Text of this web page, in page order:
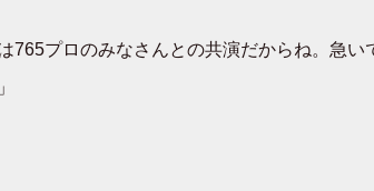
765プロのみなさんとの共演だからね。急い